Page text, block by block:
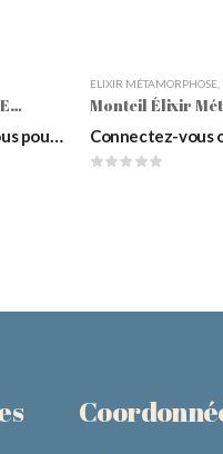
Monteil ÉLIXIR MÉTAMORPHOSE 4-Way Hyaluronic Serum
Connectez-vous ou inscrivez-vous pour voir les prix
ELIXIR MÉTAMORPHOSE